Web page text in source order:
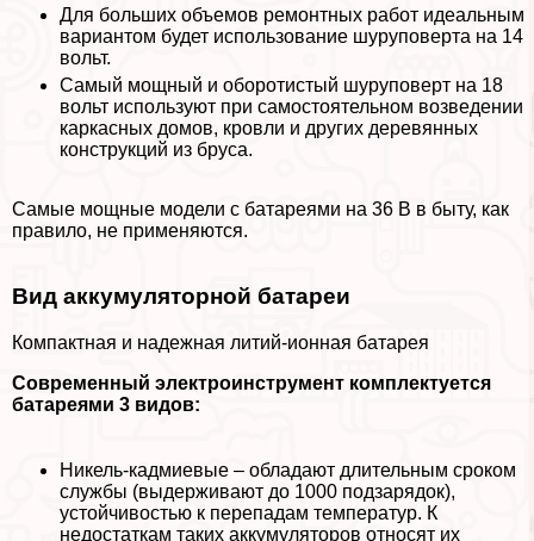
Для больших объемов ремонтных работ идеальным
вариантом будет использование шуруповерта на 14
вольт.
Самый мощный и оборотистый шуруповерт на 18
вольт используют при самостоятельном возведении
каркасных домов, кровли и других деревянных
конструкций из бруса.
Самые мощные модели с батареями на 36 В в быту, как
правило, не применяются.
Вид аккумуляторной батареи
Компактная и надежная литий-ионная батарея
Современный электроинструмент комплектуется
батареями 3 видов:
Никель-кадмиевые – обладают длительным сроком
службы (выдерживают до 1000 подзарядок),
устойчивостью к перепадам температур. К
недостаткам таких аккумуляторов относят их